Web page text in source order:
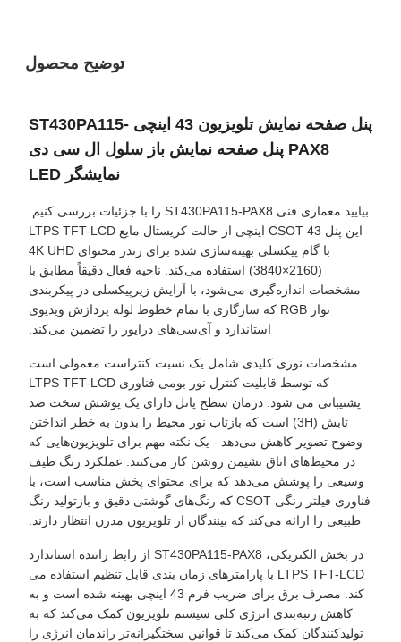
توضیح محصول
پنل صفحه نمایش تلویزیون 43 اینچی ST430PA115-
PAX8 پنل صفحه نمایش باز سلول ال سی دی
نمایشگر LED
بیایید معماری فنی ST430PA115-PAX8 را با جزئیات بررسی کنیم.
این پنل CSOT 43 اینچی از حالت کریستال مایع LTPS TFT-LCD
با گام پیکسلی بهینه‌سازی شده برای رندر محتوای 4K UHD
(3840×2160) استفاده می‌کند. ناحیه فعال دقیقاً مطابق با
مشخصات اندازه‌گیری می‌شود، با آرایش زیرپیکسلی در پیکربندی
نوار RGB که سازگاری با تمام خطوط لوله پردازش ویدیوی
استاندارد و آی‌سی‌های درایور را تضمین می‌کند.
مشخصات نوری کلیدی شامل یک نسبت کنتراست معمولی است
که توسط قابلیت کنترل نور بومی فناوری LTPS TFT-LCD
پشتیبانی می شود. درمان سطح پانل دارای یک پوشش سخت ضد
تابش (3H) است که بازتاب نور محیط را بدون به خطر انداختن
وضوح تصویر کاهش می‌دهد - یک نکته مهم برای تلویزیون‌هایی که
در محیط‌های اتاق نشیمن روشن کار می‌کنند. عملکرد رنگ طیف
وسیعی را پوشش می‌دهد که برای محتوای پخش مناسب است، با
فناوری فیلتر رنگی CSOT که رنگ‌های گوشتی دقیق و بازتولید رنگ
طبیعی را ارائه می‌کند که بینندگان از تلویزیون مدرن انتظار دارند.
در بخش الکتریکی، ST430PA115-PAX8 از رابط راننده استاندارد
LTPS TFT-LCD با پارامترهای زمان بندی قابل تنظیم استفاده می
کند. مصرف برق برای ضریب فرم 43 اینچی بهینه شده است و به
کاهش رتبه‌بندی انرژی کلی سیستم تلویزیون کمک می‌کند که به
تولیدکنندگان کمک می‌کند تا قوانین سختگیرانه‌تر راندمان انرژی را